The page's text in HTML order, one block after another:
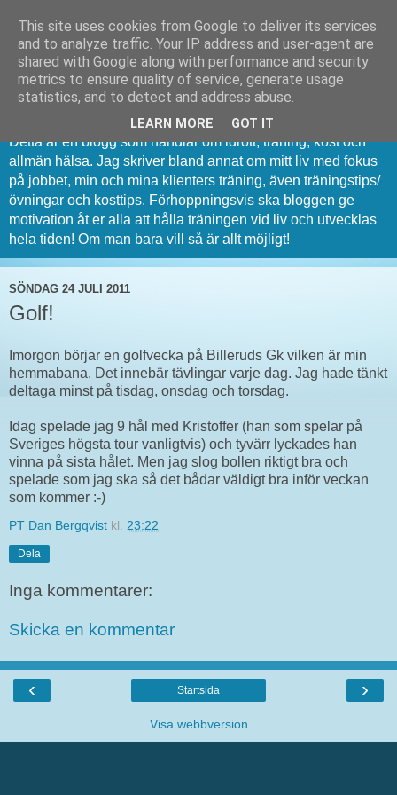
PT Dan Bergqvist
Detta är en blogg som handlar om idrott, träning, kost och
allmän hälsa. Jag skriver bland annat om mitt liv med fokus
på jobbet, min och mina klienters träning, även träningstips/
övningar och kosttips. Förhoppningsvis ska bloggen ge
motivation åt er alla att hålla träningen vid liv och utvecklas
hela tiden! Om man bara vill så är allt möjligt!
SÖNDAG 24 JULI 2011
Golf!
Imorgon börjar en golfvecka på Billeruds Gk vilken är min
hemmabana. Det innebär tävlingar varje dag. Jag hade tänkt
deltaga minst på tisdag, onsdag och torsdag.
Idag spelade jag 9 hål med Kristoffer (han som spelar på
Sveriges högsta tour vanligtvis) och tyvärr lyckades han
vinna på sista hålet. Men jag slog bollen riktigt bra och
spelade som jag ska så det bådar väldigt bra inför veckan
som kommer :-)
PT Dan Bergqvist kl. 23:22
Dela
Inga kommentarer:
Skicka en kommentar
‹ ›
Startsida
Visa webbversion
This site uses cookies from Google to deliver its services
and to analyze traffic. Your IP address and user-agent are
shared with Google along with performance and security
metrics to ensure quality of service, generate usage
statistics, and to detect and address abuse.
LEARN MORE GOT IT